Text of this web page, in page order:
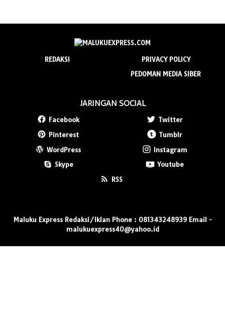
REDAKSI
PRIVACY POLICY
PEDOMAN MEDIA SIBER
JARINGAN SOCIAL
Facebook
Twitter
Pinterest
Tumblr
WordPress
Instagram
Skype
Youtube
RSS
Maluku Express Redaksi/Iklan Phone : 081343248939 Email -
malukuexpress40@yahoo.id